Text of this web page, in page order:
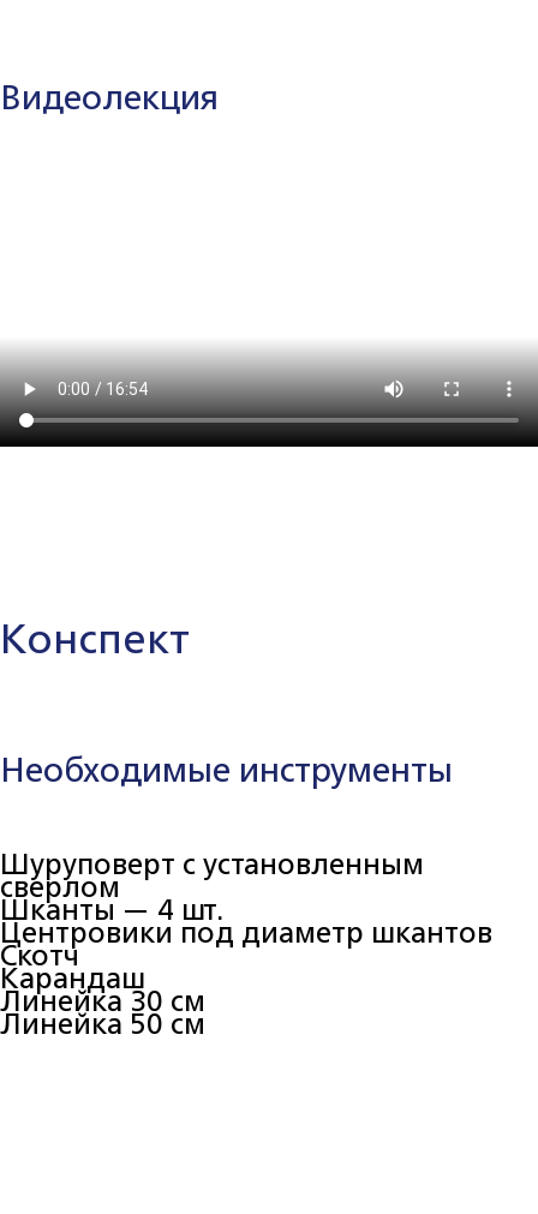
Видеолекция
Конспект
Необходимые инструменты
Шуруповерт с установленным
сверлом
Шканты — 4 шт.
Центровики под диаметр шкантов
Скотч
Карандаш
Линейка 30 см
Линейка 50 см